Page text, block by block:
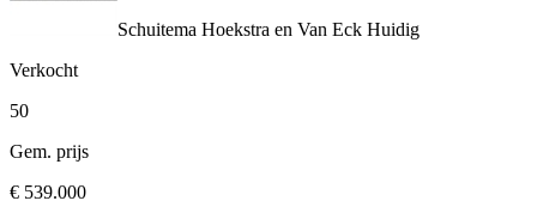
Schuitema Hoekstra en Van Eck Huidig
Verkocht
50
Gem. prijs
€ 539.000